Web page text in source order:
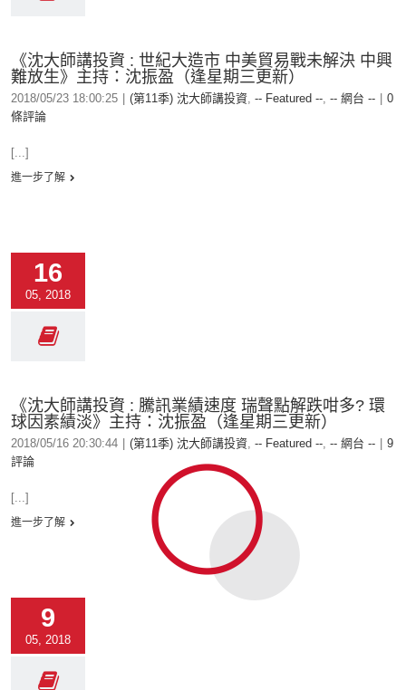
《沈大師講投資 : 世紀大造市 中美貿易戰未解決 中興
難放生》主持：沈振盈（逢星期三更新）
2018/05/23 18:00:25 (第11季) 沈大師講投資, -- Featured --, -- 網台 --
0
條評論
[...]
進一步了解
16
05, 2018
《沈大師講投資 : 騰訊業績速度 瑞聲點解跌咁多? 環
球因素績淡》主持：沈振盈（逢星期三更新）
2018/05/16 20:30:44 (第11季) 沈大師講投資, -- Featured --, -- 網台 --
9
評論
[...]
進一步了解
9
05, 2018